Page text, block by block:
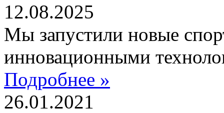
12.08.2025
Мы запустили новые
инновационными
Подробнее »
26.01.2021